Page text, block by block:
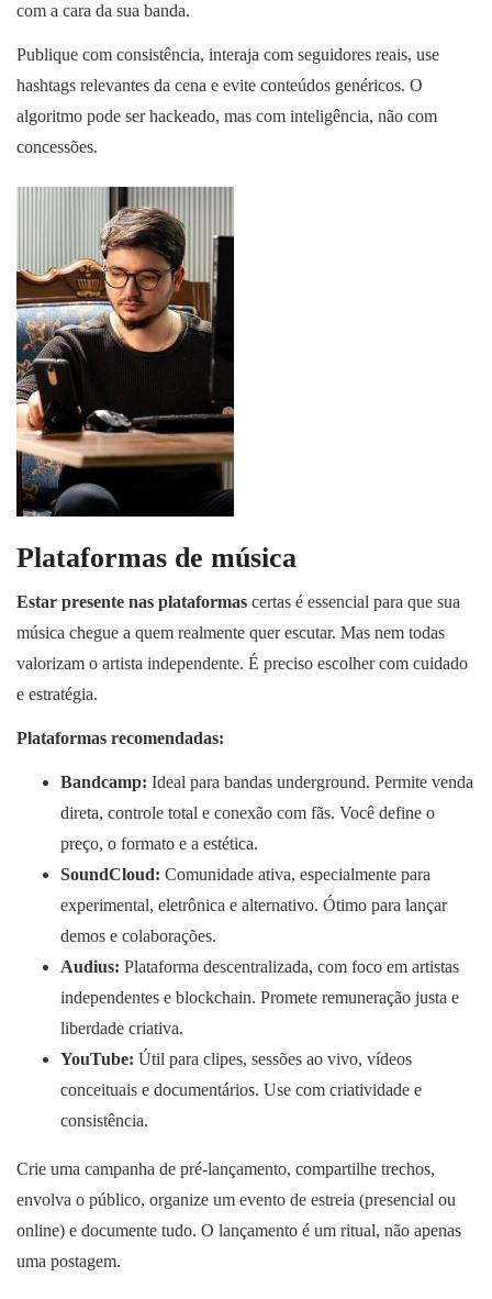
com a cara da sua banda.
Publique com consistência, interaja com seguidores reais, use
hashtags relevantes da cena e evite conteúdos genéricos. O
algoritmo pode ser hackeado, mas com inteligência, não com
concessões.
Plataformas de música
Estar presente nas plataformas certas é essencial para que sua
música chegue a quem realmente quer escutar. Mas nem todas
valorizam o artista independente. É preciso escolher com cuidado
e estratégia.
Plataformas recomendadas:
Bandcamp: Ideal para bandas underground. Permite venda
direta, controle total e conexão com fãs. Você define o
preço, o formato e a estética.
SoundCloud: Comunidade ativa, especialmente para
experimental, eletrônica e alternativo. Ótimo para lançar
demos e colaborações.
Audius: Plataforma descentralizada, com foco em artistas
independentes e blockchain. Promete remuneração justa e
liberdade criativa.
YouTube: Útil para clipes, sessões ao vivo, vídeos
conceituais e documentários. Use com criatividade e
consistência.
Crie uma campanha de pré-lançamento, compartilhe trechos,
envolva o público, organize um evento de estreia (presencial ou
online) e documente tudo. O lançamento é um ritual, não apenas
uma postagem.